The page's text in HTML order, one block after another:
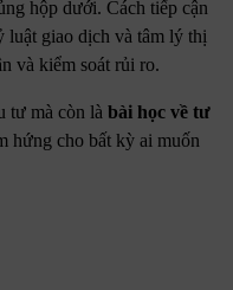
hộp dưới. Cách tiếp cận
luật giao dịch và tâm lý thị
và kiểm soát rủi ro.
tư mà còn là bài học về tư
hứng cho bất kỳ ai muốn